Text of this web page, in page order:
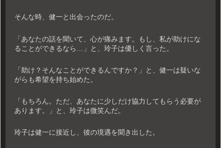
そんな時、健一と出会ったのだ。
「あなたの話を聞いて、心が痛みます。もし、私が助けにな
ることができるなら…」と、玲子は優しく言った。
「助け？そんなことができるんですか？」と、健一は疑いな
がらも希望を持ち始めた。
「もちろん。ただ、あなたに少しだけ協力してもらう必要が
あります。」と、玲子は微笑んだ。
玲子は健一に接近し、彼の境遇を聞き出した。